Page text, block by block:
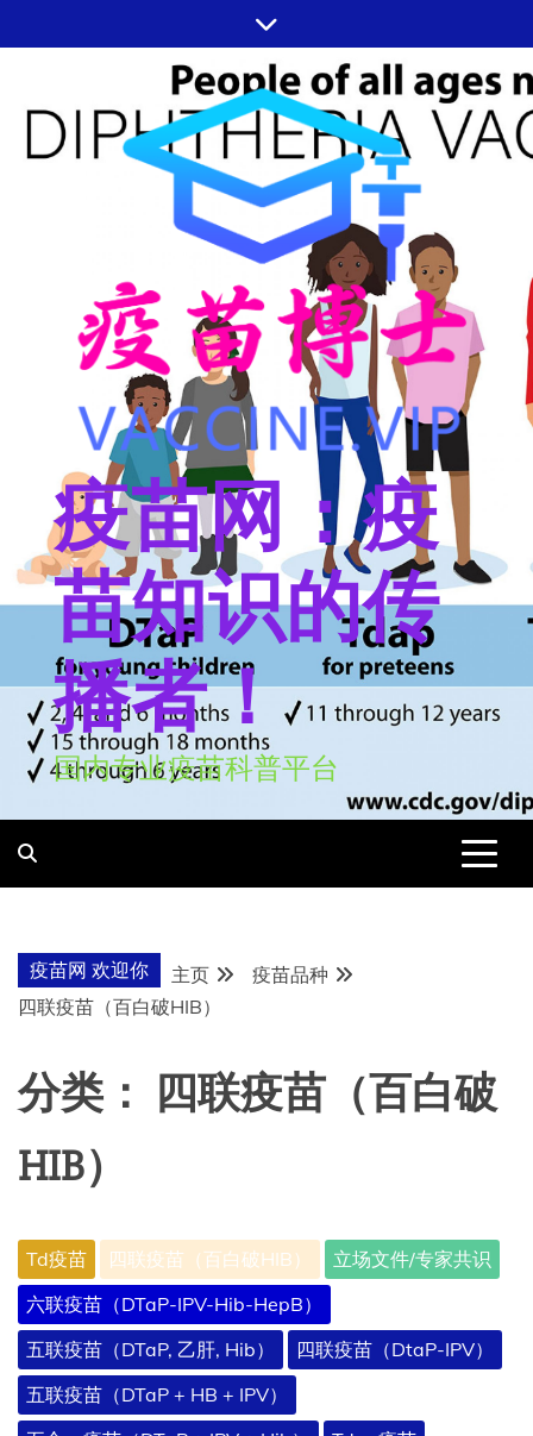
至
疫苗网：疫
苗知识的传
播者！
国内专业疫苗科普平台
疫苗网 欢迎你 主页
疫苗品种
四联疫苗（百白破HIB）
分类：
四联疫苗（百白破
HIB）
Td疫苗 四联疫苗（百白破HIB）
立场文件/专家共识
六联疫苗（DTaP-IPV-Hib-HepB）
五联疫苗（DTaP, 乙肝, Hib）
四联疫苗（DtaP-IPV）
五联疫苗（DTaP + HB + IPV）